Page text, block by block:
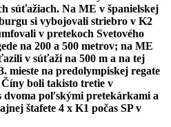
súťažiach. Na ME v španielskej
si vybojovali striebro v K2
v pretekoch Svetového
na 200 a 500 metrov; na ME
v súťaži na 500 m a na tej
mieste na predolympiskej regate
boli takisto tretie v
dvoma poľskými pretekárkami a
štafete 4 x K1 počas SP v